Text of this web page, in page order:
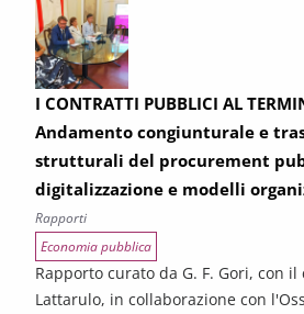
I CONTRATTI PUBBLICI AL
Andamento congiunturale e
strutturali del procurement
digitalizzazione e modelli
Rapporti
Economia pubblica
Rapporto curato da G. F. Gori, con
Lattarulo, in collaborazione con